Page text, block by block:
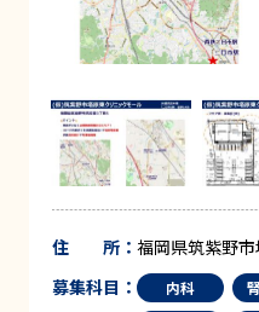
住 所： 福岡県筑紫野
募集科目：
内科